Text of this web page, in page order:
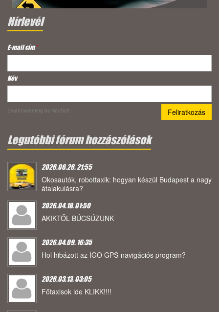
Hírlevél
E-mail cím*
Név
Email marketing by NeoSoft
Legutóbbi fórum hozzászólások
2026.06.26. 21:55
Okosautók, robottaxik: hogyan készül Budapest a nagy
átalakulásra?
2026.04.18. 01:50
AKIKTŐL BÚCSÚZUNK
2026.04.09. 16:35
Hol hibázott az IGO GPS-navigációs program?
2026.03.13. 03:05
Főtaxisok ide KLIKK!!!!